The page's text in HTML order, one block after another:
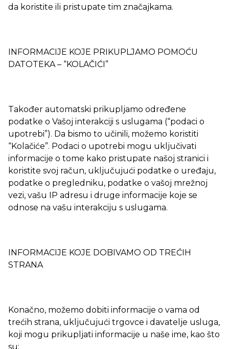
da koristite ili pristupate tim značajkama.
INFORMACIJE KOJE PRIKUPLJAMO POMOĆU
DATOTEKA – “KOLAČIĆI”
Također automatski prikupljamo određene
podatke o Vašoj interakciji s uslugama (“podaci o
upotrebi”). Da bismo to učinili, možemo koristiti
“Kolačiće”. Podaci o upotrebi mogu uključivati
informacije o tome kako pristupate našoj stranici i
koristite svoj račun, uključujući podatke o uređaju,
podatke o pregledniku, podatke o vašoj mrežnoj
vezi, vašu IP adresu i druge informacije koje se
odnose na vašu interakciju s uslugama.
INFORMACIJE KOJE DOBIVAMO OD TREĆIH
STRANA
Konačno, možemo dobiti informacije o vama od
trećih strana, uključujući trgovce i davatelje usluga,
koji mogu prikupljati informacije u naše ime, kao što
su: